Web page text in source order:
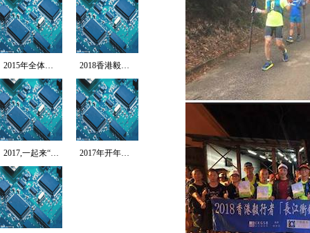
2015年全体员工拓... 2018香港毅行者-...
2017,一起来“北... 2017年开年第一跑...